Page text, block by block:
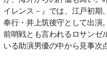
イレンス－』では、江戸初期
奉行・井上筑後守として出演
前哨戦とも言われるロサンゼ
いる助演男優の中から見事次